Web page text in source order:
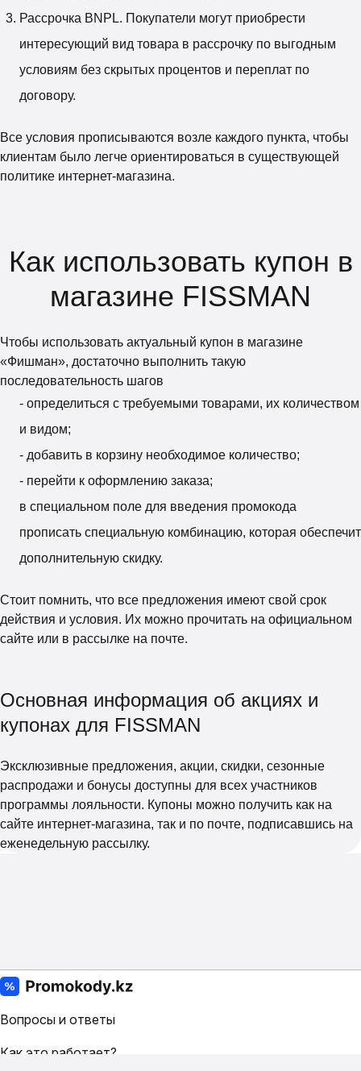
Рассрочка BNPL. Покупатели могут приобрести
интересующий вид товара в рассрочку по выгодным
условиям без скрытых процентов и переплат по
договору.
Все условия прописываются возле каждого пункта, чтобы
клиентам было легче ориентироваться в существующей
политике интернет-магазина.
Как использовать купон в
магазине FISSMAN
Чтобы использовать актуальный купон в магазине
«Фишман», достаточно выполнить такую
последовательность шагов
- определиться с требуемыми товарами, их количеством
и видом;
- добавить в корзину необходимое количество;
- перейти к оформлению заказа;
в специальном поле для введения промокода
прописать специальную комбинацию, которая обеспечит
дополнительную скидку.
Стоит помнить, что все предложения имеют свой срок
действия и условия. Их можно прочитать на официальном
сайте или в рассылке на почте.
Основная информация об акциях и
купонах для FISSMAN
Эксклюзивные предложения, акции, скидки, сезонные
распродажи и бонусы доступны для всех участников
программы лояльности. Купоны можно получить как на
сайте интернет-магазина, так и по почте, подписавшись на
еженедельную рассылку.
Вопросы и ответы
Как это работает?